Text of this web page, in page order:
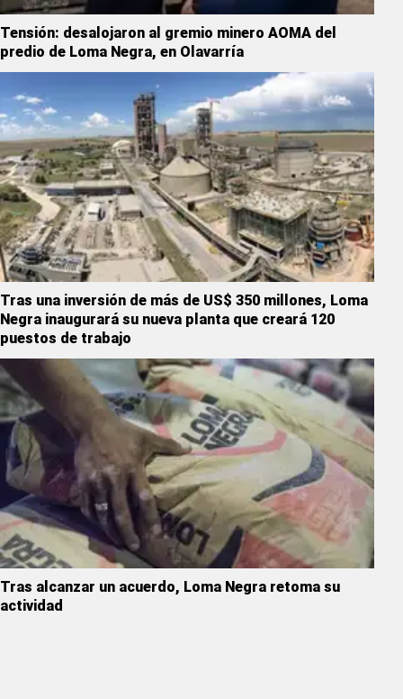
Tensión: desalojaron al gremio minero AOMA del
predio de Loma Negra, en Olavarría
Tras una inversión de más de US$ 350 millones, Loma
Negra inaugurará su nueva planta que creará 120
puestos de trabajo
Tras alcanzar un acuerdo, Loma Negra retoma su
actividad